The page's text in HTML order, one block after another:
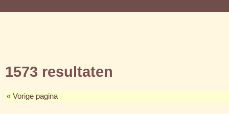
1573 resultaten
« Vorige pagina